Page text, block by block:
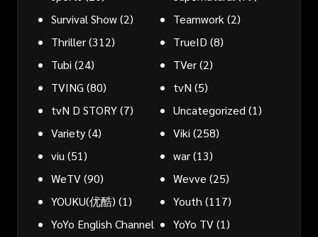
Survival Show(2) Teamwork (2)
Thriller(312) TrueID (8)
Tubi (24) TVer(2)
TVING (80) tvN (5)
tvN D STORY(7) Uncategorized (1)
Variety(4) Viki (258)
viu (51) war(13)
WeTV(90) Wevve (25)
YOUKU(优酷) (1) Youth (117)
YoYo English Channel
YoYo TV(1)